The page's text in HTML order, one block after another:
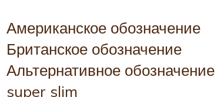
Американское обозначение
Британское обозначение
Альтернативное обозначение
super slim